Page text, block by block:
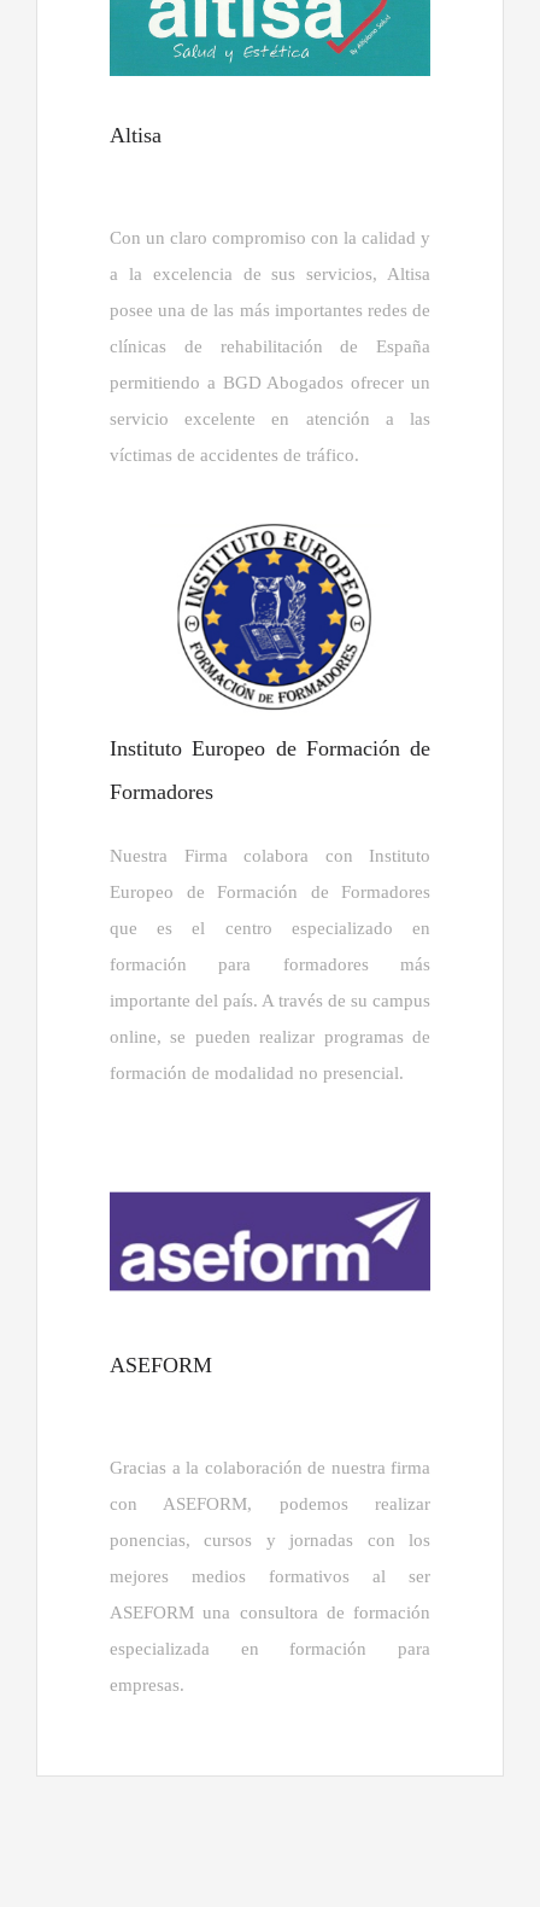
Altisa
Con un claro compromiso con la calidad y
a la excelencia de sus servicios, Altisa
posee una de las más importantes redes de
clínicas de rehabilitación de España
permitiendo a BGD Abogados ofrecer un
servicio excelente en atención a las
víctimas de accidentes de tráfico.
Instituto Europeo de Formación de
Formadores
Nuestra Firma colabora con Instituto
Europeo de Formación de Formadores
que es el centro especializado en
formación para formadores más
importante del país. A través de su campus
online, se pueden realizar programas de
formación de modalidad no presencial.
ASEFORM
Gracias a la colaboración de nuestra firma
con ASEFORM, podemos realizar
ponencias, cursos y jornadas con los
mejores medios formativos al ser
ASEFORM una consultora de formación
especializada en formación para
empresas.